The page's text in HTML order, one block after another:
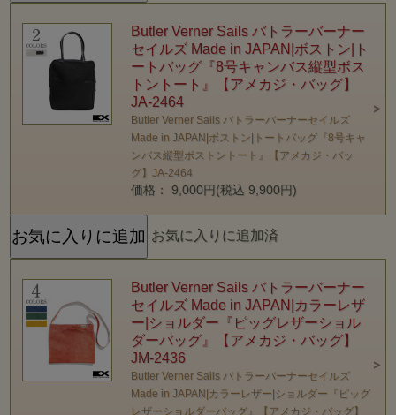
Butler Verner Sails バトラーバーナー
セイルズ Made in JAPAN|ボストン|ト
ートバッグ『8号キャンバス縦型ボス
トントート』【アメカジ・バッグ】
JA-2464
Butler Verner Sails バトラーバーナーセイルズ
Made in JAPAN|ボストン|トートバッグ『8号キャ
ンバス縦型ボストントート』【アメカジ・バッ
グ】JA-2464
価格： 9,000円(税込 9,900円)
お気に入りに追加済
Butler Verner Sails バトラーバーナー
セイルズ Made in JAPAN|カラーレザ
ー|ショルダー『ピッグレザーショル
ダーバッグ』【アメカジ・バッグ】
JM-2436
Butler Verner Sails バトラーバーナーセイルズ
Made in JAPAN|カラーレザー|ショルダー『ピッグ
レザーショルダーバッグ』【アメカジ・バッグ】